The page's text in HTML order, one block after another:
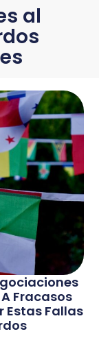
al
Fracasos
Estas Fallas